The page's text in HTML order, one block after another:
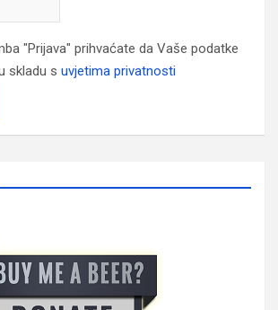
"Prijava" prihvaćate da Vaše podatke
skladu s uvjetima privatnosti